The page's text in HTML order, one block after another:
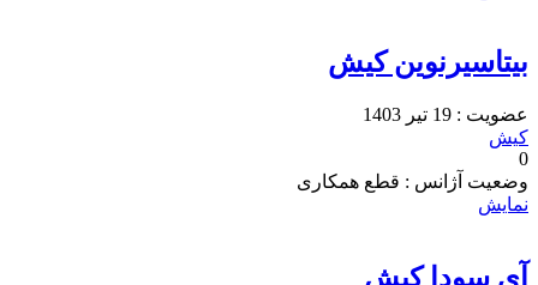
بیتاسیرنوین کیش
عضویت : 19 تیر 1403
کیش
0
وضعیت آژانس : قطع همکاری
نمایش
آی سودا کیش